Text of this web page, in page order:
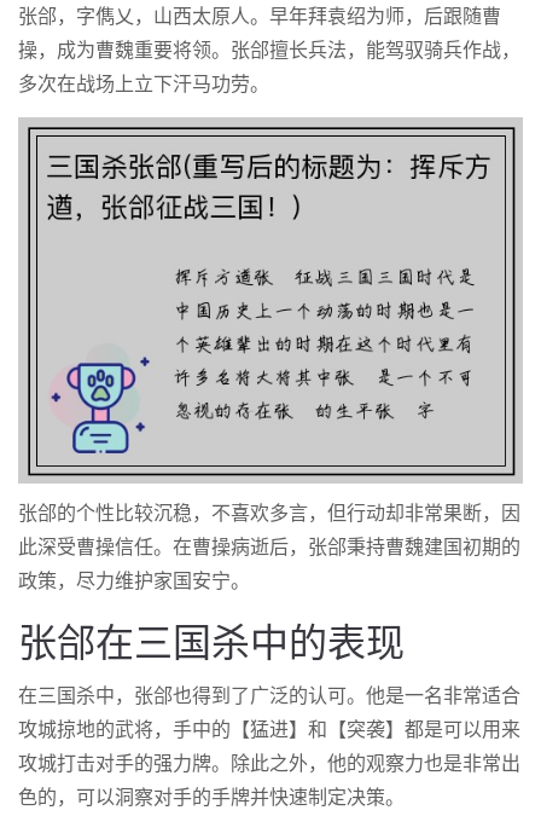
张郃，字儁乂，山西太原人。早年拜袁绍为师，后跟随曹
操，成为曹魏重要将领。张郃擅长兵法，能驾驭骑兵作战，
多次在战场上立下汗马功劳。
张郃的个性比较沉稳，不喜欢多言，但行动却非常果断，因
此深受曹操信任。在曹操病逝后，张郃秉持曹魏建国初期的
政策，尽力维护家国安宁。
张郃在三国杀中的表现
在三国杀中，张郃也得到了广泛的认可。他是一名非常适合
攻城掠地的武将，手中的【猛进】和【突袭】都是可以用来
攻城打击对手的强力牌。除此之外，他的观察力也是非常出
色的，可以洞察对手的手牌并快速制定决策。